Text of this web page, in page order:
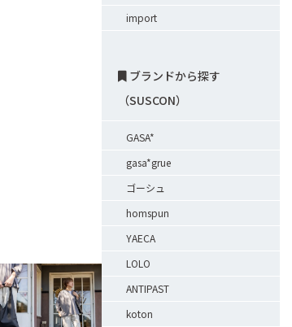
import
ブランドから探す
（SUSCON）
GASA*
gasa*grue
ゴーシュ
homspun
YAECA
LOLO
ANTIPAST
koton